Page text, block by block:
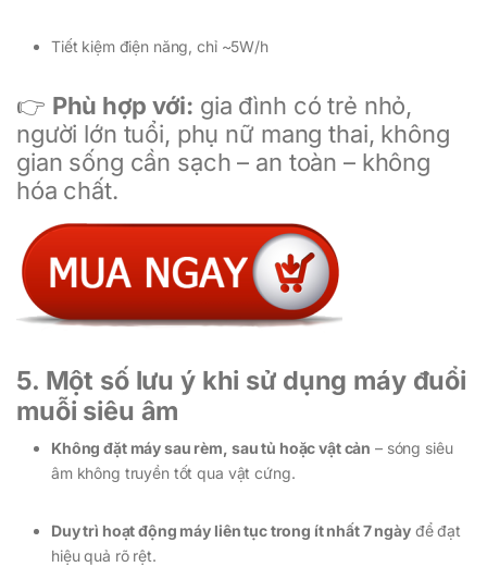
Tiết kiệm điện năng, chỉ ~5W/h
👉 Phù hợp với: gia đình có trẻ nhỏ,
người lớn tuổi, phụ nữ mang thai, không
gian sống cần sạch – an toàn – không
hóa chất.
5. Một số lưu ý khi sử dụng máy đuổi
muỗi siêu âm
Không đặt máy sau rèm, sau tủ hoặc vật cản – sóng siêu
âm không truyền tốt qua vật cứng.
Duy trì hoạt động máy liên tục trong ít nhất 7 ngàyđể đạt
hiệu quả rõ rệt.